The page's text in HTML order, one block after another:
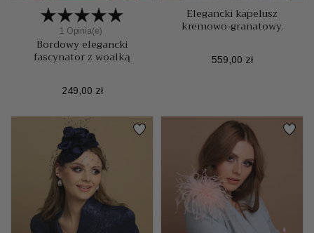
1 Opinia(e)
Bordowy elegancki
fascynator z woalką
Cena
249,00 zł
Elegancki kapelusz
kremowo-granatowy.
Cena
559,00 zł